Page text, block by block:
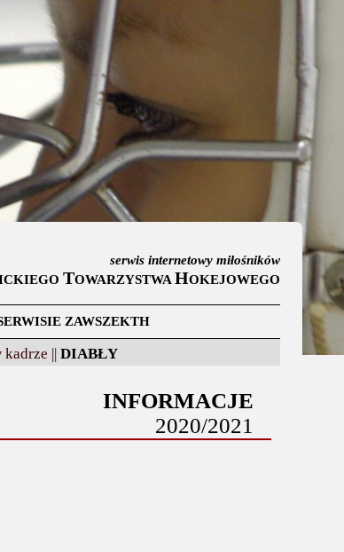
serwis internetowy miłośników
TOWARZYSTWA HOKEJOWEGO
ZAWSZEKTH
kadrze || DIABŁY
INFORMACJE
2020/2021